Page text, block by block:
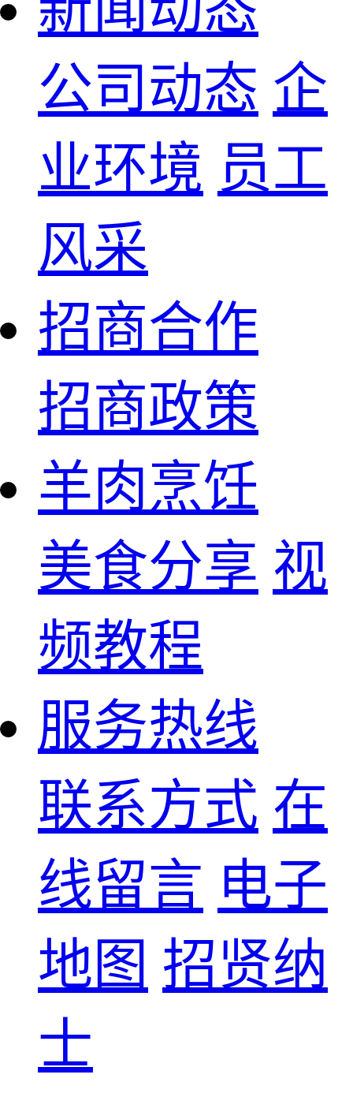
公司动态 企
业环境 员工
风采
招商合作
招商政策
羊肉烹饪
美食分享 视
频教程
服务热线
联系方式 在
线留言 电子
地图 招贤纳
士